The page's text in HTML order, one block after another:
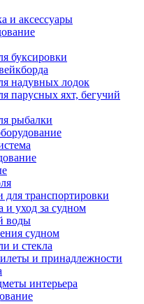
и аксессуары
буксировки
надувных лодок
парусных яхт, бегучий
рыбалки
транспортировки
и уход за судном
воды
судном
и стекла
и принадлежности
интерьера